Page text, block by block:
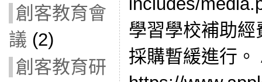
創客教育會
議 (2)
創客教育研
學習學校補助
採購暫緩進行